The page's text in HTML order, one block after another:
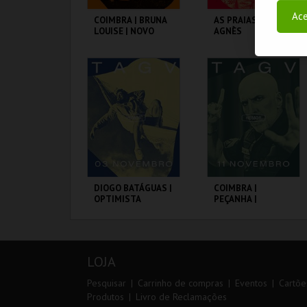
COIMBRA | BRUNA
LOUISE | NOVO
TAGV
MAIS INFO
COMPRAR
AS PRAIAS DE
AGNÈS
TAGV
DIOGO BATÁGUAS |
OPTIMISTA
COMPRAR
COIMBRA |
PEÇANHA |
LOJA
Pesquisar Carrinho de compras Eventos
Produtos
Livro de Reclamações